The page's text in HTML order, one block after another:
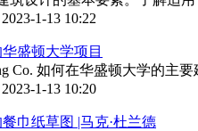
2023-1-13 10:22
盛顿大学项目
Co. 如何在华盛顿大学的主
2023-1-13 10:20
巾纸草图 |马克·杜兰德